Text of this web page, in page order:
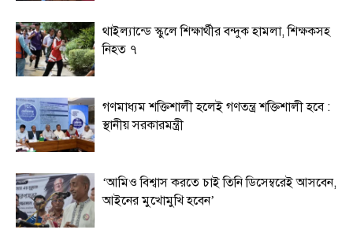
থাইল্যান্ডে স্কুলে শিক্ষার্থীর বন্দুক হামলা, শিক্ষকসহ
নিহত ৭
গণমাধ্যম শক্তিশালী হলেই গণতন্ত্র শক্তিশালী হবে :
স্থানীয় সরকারমন্ত্রী
‘আমিও বিশ্বাস করতে চাই তিনি ডিসেম্বরেই আসবেন,
আইনের মুখোমুখি হবেন’